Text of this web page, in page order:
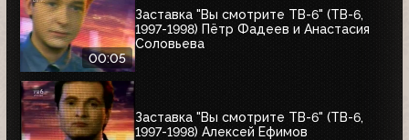
00:05
Заставка "Вы смотрите ТВ-6" (ТВ-6,
1997-1998) Пётр Фадеев и Анастасия
Соловьева
Заставка "Вы смотрите ТВ-6" (ТВ-6,
1997-1998) Алексей Ефимов